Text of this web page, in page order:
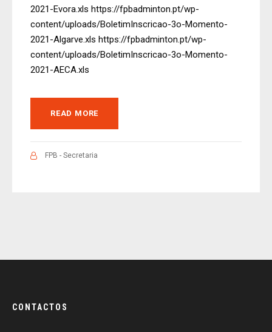
2021-Evora.xls https://fpbadminton.pt/wp-
content/uploads/BoletimInscricao-3o-Momento-
2021-Algarve.xls https://fpbadminton.pt/wp-
content/uploads/BoletimInscricao-3o-Momento-
2021-AECA.xls
READ MORE
FPB - Secretaria
CONTACTOS